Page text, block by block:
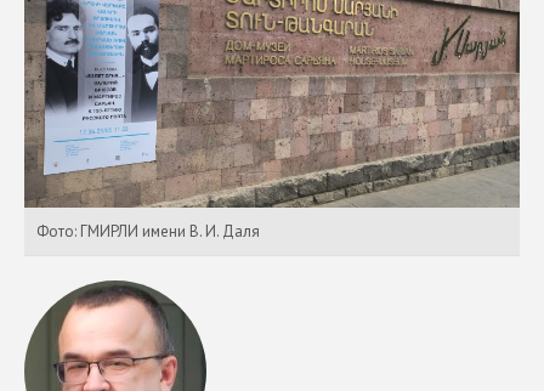
Фото: ГМИРЛИ имени В. И. Даля